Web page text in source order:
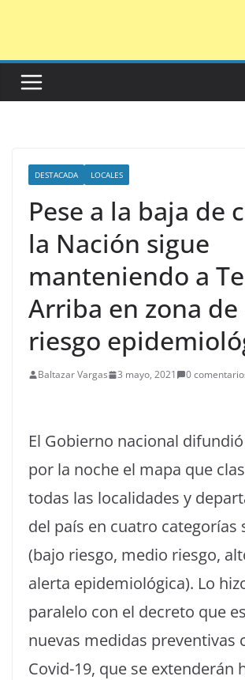
DESTACADA LOCALES
Pese a la baja de
la Nación sigue
manteniendo a
Arriba en zona
riesgo
Baltazar Vargas 3 mayo, 2021 0
El Gobierno nacional
por la noche el mapa que
todas las localidades y
del país en cuatro categorías
(bajo riesgo, medio riesgo,
alerta epidemiológica). Lo
paralelo con el decreto que
nuevas medidas preventivas
Covid-19, que se extenderán